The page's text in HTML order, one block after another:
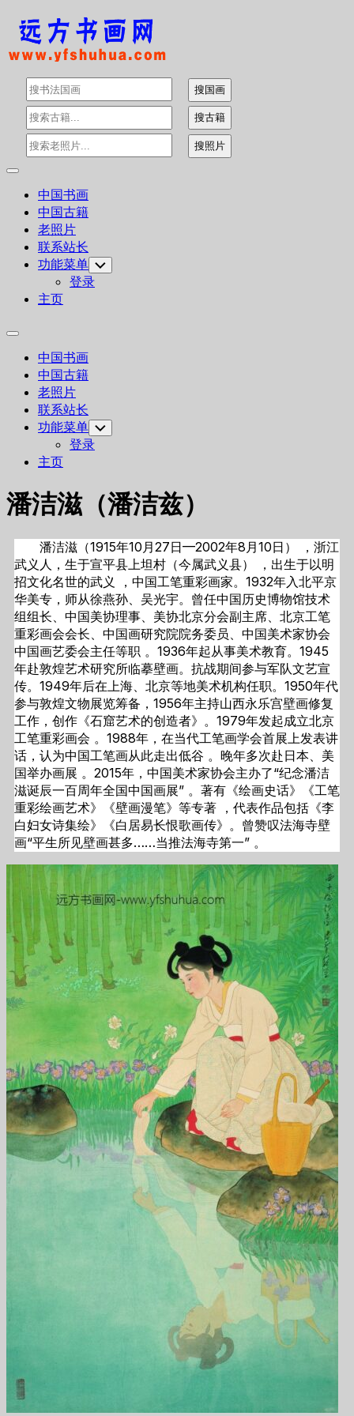
Skip
content
Expand
中国书画
中国古籍
老照片
联系站长
功能菜单 Toggle
Child
Menu
登录
主页
Expand
中国书画
中国古籍
老照片
联系站长
功能菜单 Toggle
Child
Menu
登录
主页
潘洁滋（潘洁兹）
潘洁滋（1915年10月27日—2002年8月10日） ，浙江
武义人，生于宣平县上坦村（今属武义县） ，出生于以明
招文化名世的武义 ，中国工笔重彩画家。1932年入北平京
华美专，师从徐燕孙、吴光宇。曾任中国历史博物馆技术
组组长、中国美协理事、美协北京分会副主席、北京工笔
重彩画会会长、中国画研究院院务委员、中国美术家协会
中国画艺委会主任等职 。1936年起从事美术教育。1945
年赴敦煌艺术研究所临摹壁画。抗战期间参与军队文艺宣
传。1949年后在上海、北京等地美术机构任职。1950年代
参与敦煌文物展览筹备，1956年主持山西永乐宫壁画修复
工作，创作《石窟艺术的创造者》。1979年发起成立北京
工笔重彩画会 。1988年，在当代工笔画学会首展上发表讲
话，认为中国工笔画从此走出低谷 。晚年多次赴日本、美
国举办画展 。2015年，中国美术家协会主办了“纪念潘洁
滋诞辰一百周年全国中国画展” 。著有《绘画史话》《工笔
重彩绘画艺术》《壁画漫笔》等专著 ，代表作品包括《李
白妇女诗集绘》《白居易长恨歌画传》。曾赞叹法海寺壁
画“平生所见壁画甚多……当推法海寺第一” 。